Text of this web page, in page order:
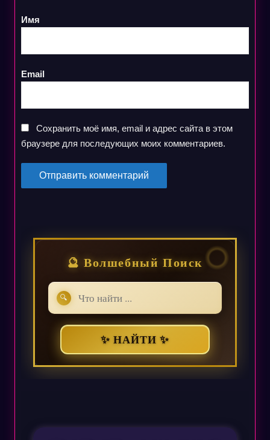
Имя
Email
Сохранить моё имя, email и адрес сайта в этом
браузере для последующих моих комментариев.
🔮 Волшебный Поиск
🔍
✨ НАЙТИ ✨